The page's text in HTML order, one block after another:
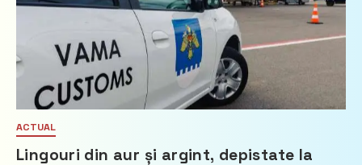
ACTUAL
Lingouri din aur și argint, depistate la